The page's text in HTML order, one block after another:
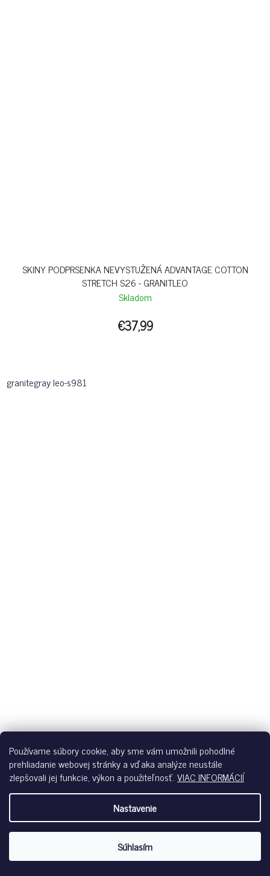
Používame súbory cookie, aby sme vám umožnili pohodlné
prehliadanie webovej stránky a vďaka analýze neustále
zlepšovali jej funkcie, výkon a použiteľnosť.VIAC INFORMÁCIÍ
Nastavenie
Súhlasím
SKINY PODPRSENKA NEVYSTUŽENÁ ADVANTAGE COTTON
STRETCH S26 - GRANITLEO
Skladom
€37,99
granitegray leo-s981
HUBER DÁMSKE NOHAVICE KRÁTKE NIGHT SELECTION S26 -
PAINTED PAISLEY
Skladom
€49,95